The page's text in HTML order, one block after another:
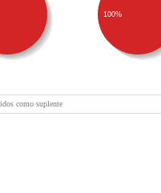
100%
como suplente